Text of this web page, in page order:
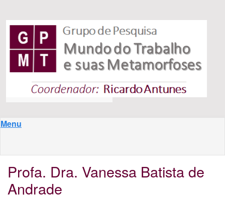
Pular para o conteúdo principal
Menu
Profa. Dra. Vanessa Batista de
Andrade